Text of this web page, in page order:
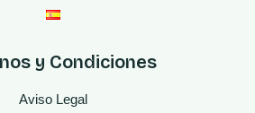
y Condiciones
Aviso Legal